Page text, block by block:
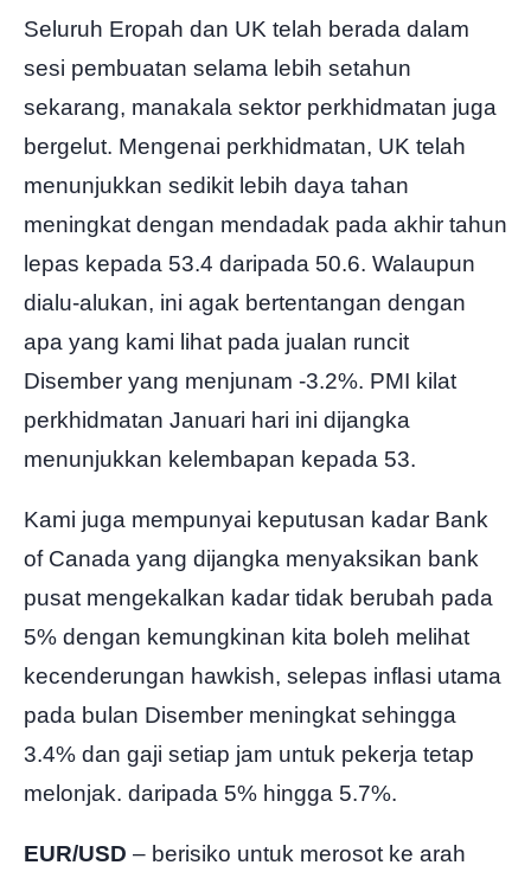
Seluruh Eropah dan UK telah berada dalam
sesi pembuatan selama lebih setahun
sekarang, manakala sektor perkhidmatan juga
bergelut. Mengenai perkhidmatan, UK telah
menunjukkan sedikit lebih daya tahan
meningkat dengan mendadak pada akhir tahun
lepas kepada 53.4 daripada 50.6. Walaupun
dialu-alukan, ini agak bertentangan dengan
apa yang kami lihat pada jualan runcit
Disember yang menjunam -3.2%. PMI kilat
perkhidmatan Januari hari ini dijangka
menunjukkan kelembapan kepada 53.
Kami juga mempunyai keputusan kadar Bank
of Canada yang dijangka menyaksikan bank
pusat mengekalkan kadar tidak berubah pada
5% dengan kemungkinan kita boleh melihat
kecenderungan hawkish, selepas inflasi utama
pada bulan Disember meningkat sehingga
3.4% dan gaji setiap jam untuk pekerja tetap
melonjak. daripada 5% hingga 5.7%.
EUR/USD – berisiko untuk merosot ke arah